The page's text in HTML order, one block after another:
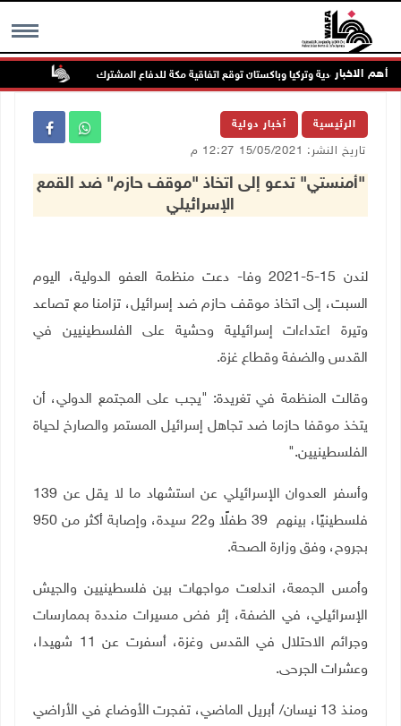
MENU أهم الاخبار
السعودية وتركيا وباكستان توقع اتفاقية مكة للدفاع المشترك
الرئيسية أخبار دولية
تاريخ النشر: 15/05/2021 12:27 م
"أمنستي" تدعو إلى اتخاذ "موقف حازم" ضد القمع
الإسرائيلي
لندن 15-5-2021 وفا- دعت منظمة العفو الدولية، اليوم
السبت، إلى اتخاذ موقف حازم ضد إسرائيل، تزامنا مع تصاعد
وتيرة اعتداءات إسرائيلية وحشية على الفلسطينيين في
القدس والضفة وقطاع غزة.
وقالت المنظمة في تغريدة: "يجب على المجتمع الدولي، أن
يتخذ موقفا حازما ضد تجاهل إسرائيل المستمر والصارخ لحياة
الفلسطينيين".
وأسفر العدوان الإسرائيلي عن استشهاد ما لا يقل عن 139
فلسطينيًا، بينهم 39
طفلًا و22 سيدة، وإصابة أكثر من 950
بجروح، وفق وزارة الصحة.
وأمس الجمعة، اندلعت مواجهات بين فلسطينيين والجيش
الإسرائيلي، في الضفة، إثر فض مسيرات منددة بممارسات
وجرائم الاحتلال في القدس وغزة، أسفرت عن 11 شهيدا،
وعشرات الجرحى.
ومنذ 13 نيسان/ أبريل الماضي، تفجرت الأوضاع في الأراضي